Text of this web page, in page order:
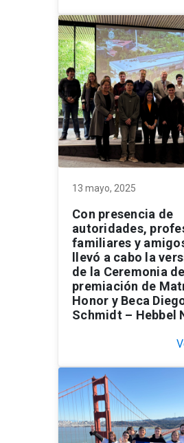
13 mayo, 2025
Con presencia de
autoridades,
familiares y
llevó a cabo la
de la Ceremonia de
premiación de
Honor y Beca
Schmidt – Hebbel